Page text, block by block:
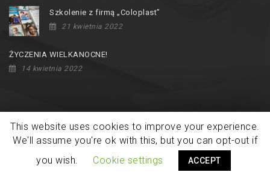
Szkolenie z firmą „Coloplast”
21 kwietnia 2022
ŻYCZENIA WIELKANOCNE!
14 kwietnia 2022
Copyright © 2026Ośrodek Rehabilitacji Dzieci Niepełnosprawnych
w Tomaszowie Mazowieckim. All rights reserved.
This website uses cookies to improve your experience.
We'll assume you're ok with this, but you can opt-out if
you wish.
Cookie settings ACCEPT